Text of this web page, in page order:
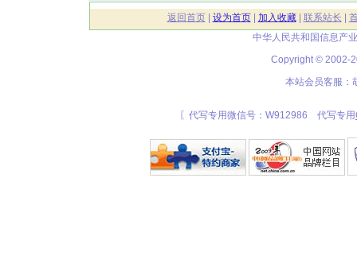
返回首页| 设为首页| 加入收藏| 联系站长
中华人民共和国信息产
Copyright © 2002-
本站会员客服：
〖代写专用微信号：W912986 代写专用